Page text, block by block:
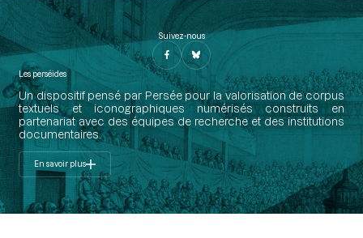
Suivez-nous
Les perséides
Un dispositif pensé par Persée pour la valorisation de corpus
textuels et iconographiques numérisés construits en
partenariat avec des équipes de recherche et des institutions
documentaires.
En savoir plus